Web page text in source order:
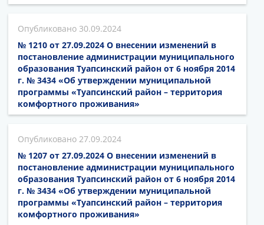
30.09.2024
№ 1210 от 27.09.2024 О внесении изменений в
постановление администрации муниципального
образования Туапсинский район от 6 ноября 2014
г. № 3434 «Об утверждении муниципальной
программы «Туапсинский район – территория
комфортного проживания»
27.09.2024
№ 1207 от 27.09.2024 О внесении изменений в
постановление администрации муниципального
образования Туапсинский район от 6 ноября 2014
г. № 3434 «Об утверждении муниципальной
программы «Туапсинский район – территория
комфортного проживания»